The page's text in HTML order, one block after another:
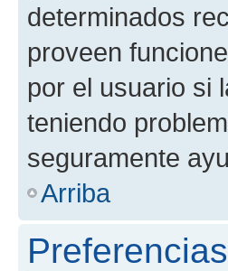
determinados
proveen
por el usuario si
teniendo
seguramente
Arriba